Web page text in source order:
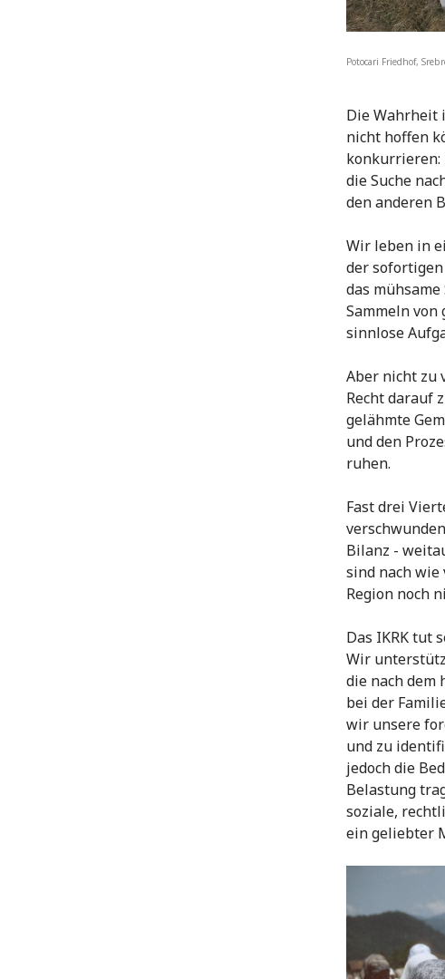
Potocari Friedhof,
Die Wahrheit
nicht hoffen
konkurrieren:
die Suche
den anderen
Wir leben in
der
das
Sammeln
sinnlose
Aber nicht zu
Recht darauf
gelähmte
und den
ruhen.
Fast drei
Bilanz -
sind nach wie
Region noch
Das IKRK tut
Wir
die nach
bei der
wir unsere
und zu
jedoch die
Belastung
soziale,
ein geliebter